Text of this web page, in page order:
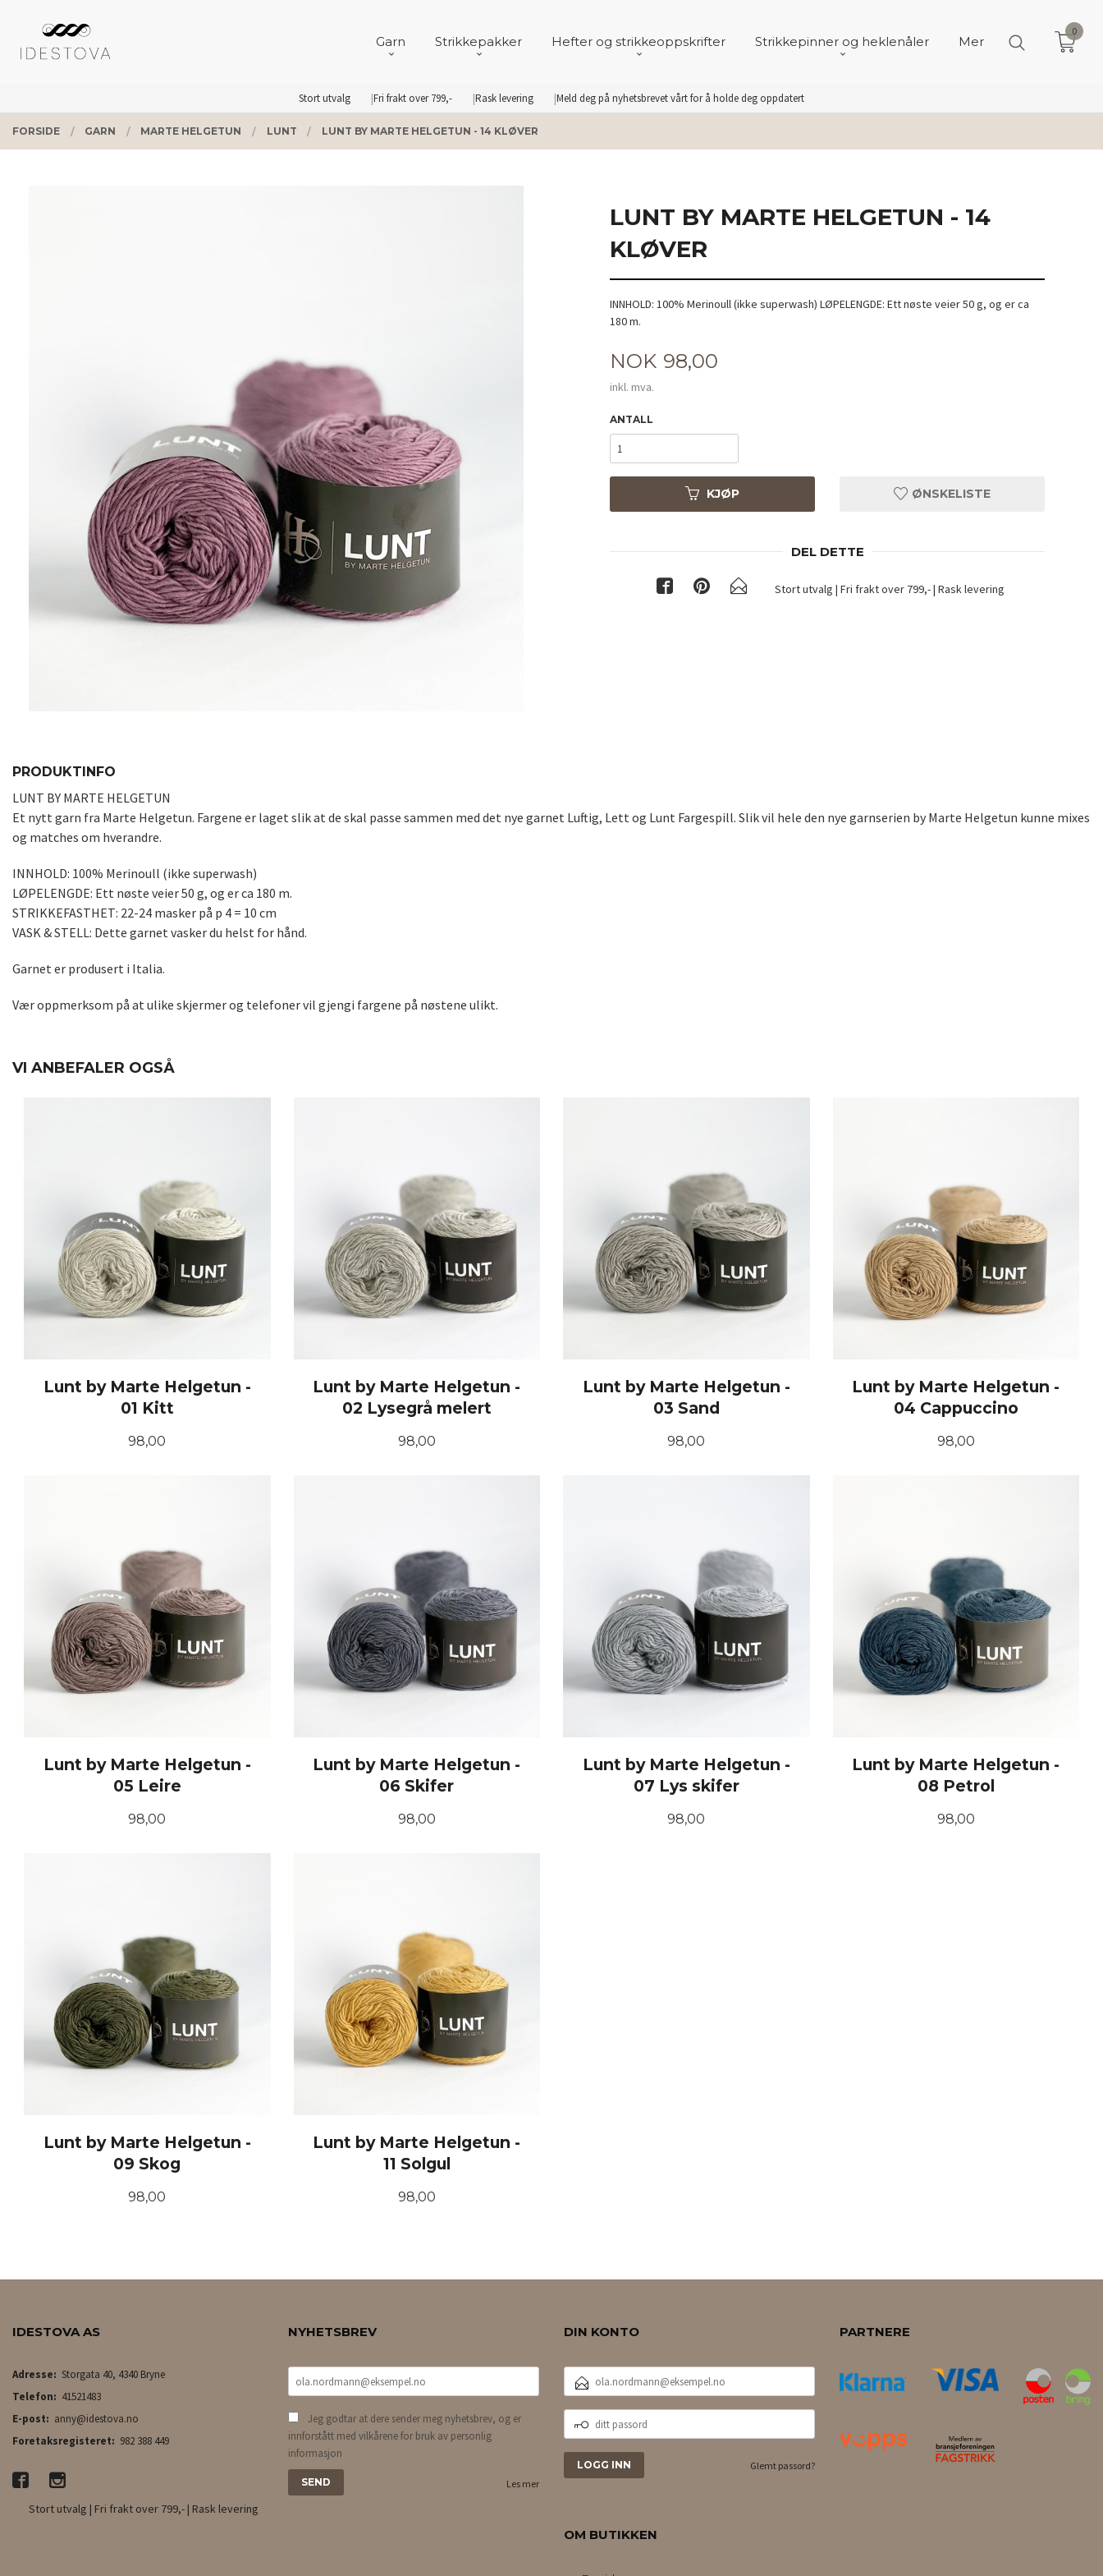
innholdet
Stort utvalg Fri frakt over 799,- Rask levering Meld deg på nyhetsbrevet vårt for å holde deg oppdatert
PRODUKTER
Garn Strikkepakker Hefter og strikkeoppskrifter Strikkepinner og heklenåler Mer
0
FORSIDE GARN MARTE HELGETUN LUNT LUNT BY MARTE HELGETUN - 14 KLØVER
LUNT BY MARTE HELGETUN - 14
KLØVER
INNHOLD: 100% Merinoull (ikke superwash) LØPELENGDE: Ett nøste veier 50 g, og er ca
180 m.
Pris
NOK 98,00
inkl. mva.
ANTALL
KJØP ØNSKELISTE
DEL DETTE
Stort utvalg | Fri frakt over 799,- | Rask levering
PRODUKTINFO
LUNT BY MARTE HELGETUN
Et nytt garn fra Marte Helgetun. Fargene er laget slik at de skal passe sammen med det nye garnet Luftig, Lett og Lunt Fargespill. Slik vil hele den nye garnserien by Marte Helgetun kunne mixes
og matches om hverandre.
INNHOLD: 100% Merinoull (ikke superwash)
LØPELENGDE: Ett nøste veier 50 g, og er ca 180 m.
STRIKKEFASTHET: 22-24 masker på p 4 = 10 cm
VASK & STELL: Dette garnet vasker du helst for hånd.
Garnet er produsert i Italia.
Vær oppmerksom på at ulike skjermer og telefoner vil gjengi fargene på nøstene ulikt.
VI ANBEFALER OGSÅ
Lunt by Marte Helgetun -
01 Kitt
Pris
98,00
Lunt by Marte Helgetun -
02 Lysegrå melert
Pris
98,00
Lunt by Marte Helgetun -
03 Sand
Pris
98,00
Lunt by Marte Helgetun -
04 Cappuccino
Pris
98,00
Lunt by Marte Helgetun -
05 Leire
Pris
98,00
Lunt by Marte Helgetun -
06 Skifer
Pris
98,00
Lunt by Marte Helgetun -
07 Lys skifer
Pris
98,00
Lunt by Marte Helgetun -
08 Petrol
Pris
98,00
Lunt by Marte Helgetun -
09 Skog
Pris
98,00
Lunt by Marte Helgetun -
11 Solgul
Pris
98,00
IDESTOVA AS
Adresse: Storgata 40, 4340 Bryne
Telefon: 41521483
E-post: anny@idestova.no
Foretaksregisteret: 982 388 449
Stort utvalg | Fri frakt over 799,- | Rask levering
NYHETSBREV
Jeg godtar at dere sender meg nyhetsbrev, og er
innforstått med vilkårene for bruk av personlig
informasjon
Les mer
DIN KONTO
POSTADRESSE
PASSORD
Glemt passord?
OM BUTIKKEN
PARTNERE